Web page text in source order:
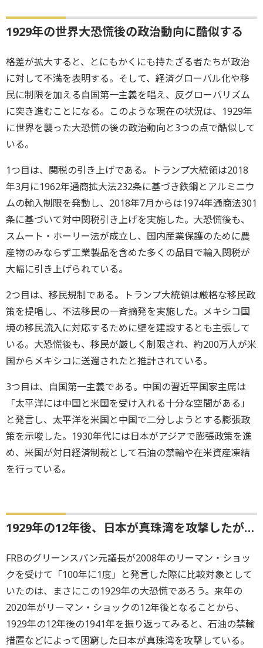
1929年の世界大恐慌後の政治動向に酷似する
格差が拡大すると、とにもかくにも持たざる者たちが政治
に対して不満を表明する。そして、経済グローバル化や移
民に制限を加える自国第一主義を唱え、反グローバリズム
に突き進むことになる。このような現在の状況は、1929年
に世界を襲った大恐慌の後の政治動向と3つの点で酷似して
いる。
1つ目は、関税の引き上げである。トランプ大統領は2018
年3月に1962年通商拡大法232条に基づき鉄鋼とアルミニウ
ムの輸入制限を発動し、2018年7月からは1974年通商法301
条に基づいて対中関税引き上げを実施した。大恐慌後も、
スムート・ホーリー法が成立し、国内産業保護のために農
産物のみならず工業製品を含めた多くの品目で輸入関税が
大幅に引き上げられている。
2つ目は、移民規制である。トランプ大統領は厳格な移民政
策を提唱し、不法移民の一斉摘発を実施した。メキシコ国
境の移民流入に対応するために壁を建設するとも主張して
いる。大恐慌後も、移民が厳しく制限され、約200万人が米
国からメキシコに送還されたと推計されている。
3つ目は、自国第一主義である。中国の習近平国家主席は
「太平洋には中国と米国を受け入れる十分な空間がある」
と発言し、太平洋を米国と中国で二分しようとする膨張政
策を示唆した。1930年代には日本がアジアで膨張政策を進
め、米国が対日経済制裁として石油の禁輸や在米資産凍結
を行っている。
1929年の12年後、日本が真珠湾を攻撃したが…
FRBのグリーンスパン元議長が2008年のリーマン・ショッ
クを受けて「100年に1度」と発言した際に比較対象として
いたのは、まさにこの1929年の大恐慌であろう。来年の
2020年がリーマン・ショックの12年後となることから、
1929年の12年後の1941年を振り返ってみると、石油の禁輸
措置などによって困窮した日本が真珠湾を攻撃している。